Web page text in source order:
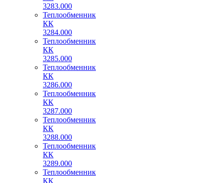
3283.000
Теплообменник
КК
3284.000
Теплообменник
КК
3285.000
Теплообменник
КК
3286.000
Теплообменник
КК
3287.000
Теплообменник
КК
3288.000
Теплообменник
КК
3289.000
Теплообменник
КК